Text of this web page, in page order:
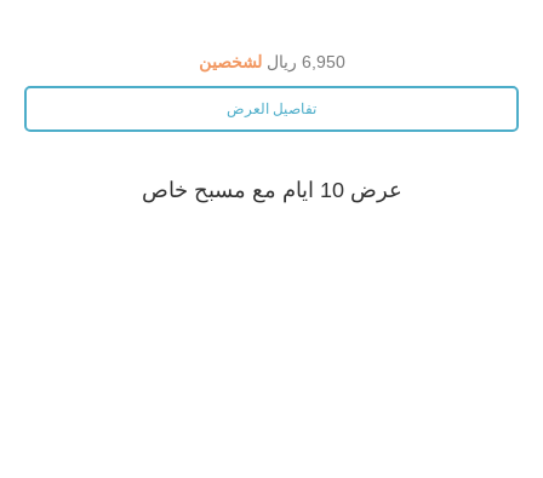
6,950 ريال لشخصين
تفاصيل العرض
عرض 10 ايام مع مسبح خاص